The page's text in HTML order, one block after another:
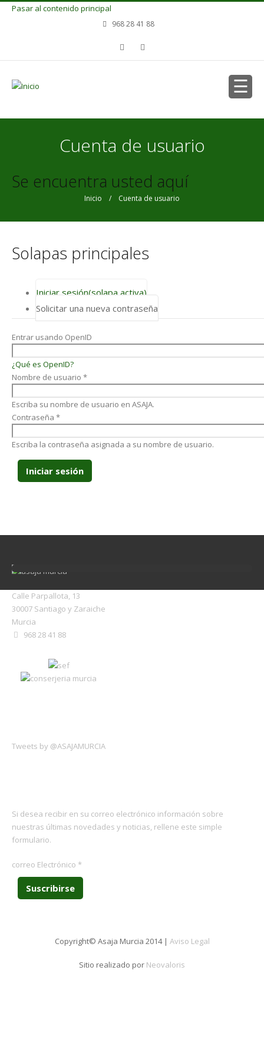
Pasar al contenido principal
968 28 41 88
Cuenta de usuario
Se encuentra usted aquí
Inicio / Cuenta de usuario
Solapas principales
Iniciar sesión(solapa activa)
Solicitar una nueva contraseña
Entrar usando OpenID
¿Qué es OpenID?
Nombre de usuario *
Escriba su nombre de usuario en ASAJA.
Contraseña *
Escriba la contraseña asignada a su nombre de usuario.
Calle Parpallota, 13
30007 Santiago y Zaraiche
Murcia
968 28 41 88
Tweets by @ASAJAMURCIA
Si desea recibir en su correo electrónico información sobre
nuestras últimas novedades y noticias, rellene este simple
formulario.
correo Electrónico *
Copyright© Asaja Murcia 2014 | Aviso Legal
Sitio realizado por Neovaloris